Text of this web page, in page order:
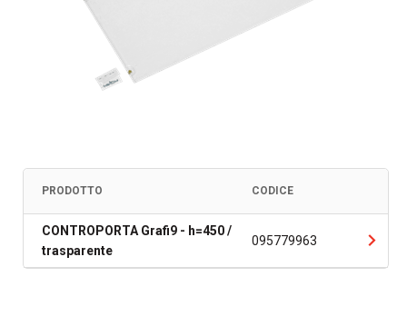
PRODOTTO CODICE
CONTROPORTA Grafi9 - h=450 /
trasparente
095779963